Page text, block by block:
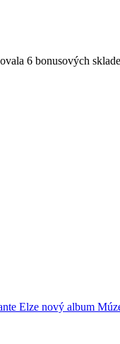
6 bonusových
Elze nový album